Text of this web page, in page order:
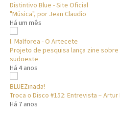
Distintivo Blue - Site Oficial
"Música", por Jean Claudio
Há um mês
I. Malforea - O Artecete
Projeto de pesquisa lança zine
sudoeste
Há 4 anos
BLUEZinada!
Troca o Disco #152: Entrevista –
Há 7 anos